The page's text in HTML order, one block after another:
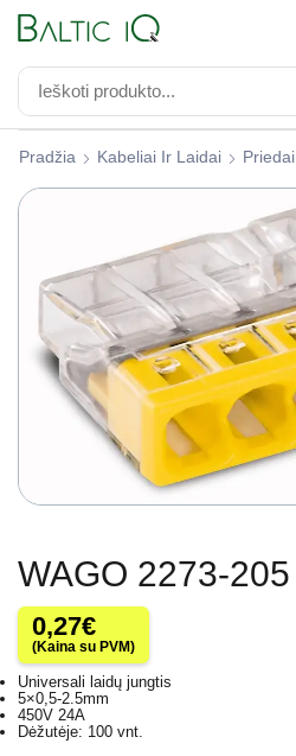
Pradžia Kabeliai Ir Laidai Priedai
WAGO 2273-205
0,27€
(Kaina su PVM)
Universali laidų jungtis
5×0,5-2.5mm
450V 24A
Dėžutėje: 100 vnt.